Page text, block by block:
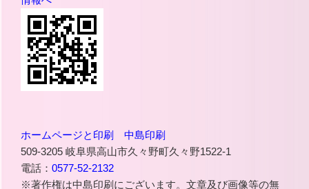
ホームページと印刷 中島印刷
509-3205 岐阜県高山市久々野町久々野1522-1
電話： 0577-52-2132
※著作権は中島印刷にございます。文章及び画像等の無